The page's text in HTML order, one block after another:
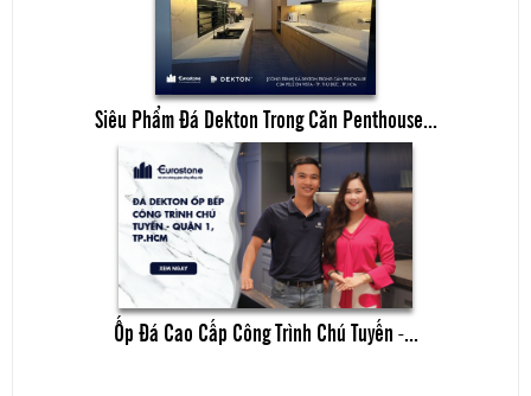
Siêu Phẩm Đá Dekton Trong Căn Penthouse...
Ốp Đá Cao Cấp Công Trình Chú Tuyến -...